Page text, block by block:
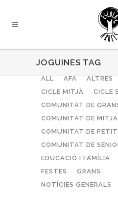
JOGUINES TAG
ALL AFA ALTRES
CICLE MITJÀ
CICLE
COMUNITAT DE
COMUNITAT DE
COMUNITAT DE
COMUNITAT DE
EDUCACIÓ I FAMÍLIA
FESTES
GRANS
NOTÍCIES GENERALS